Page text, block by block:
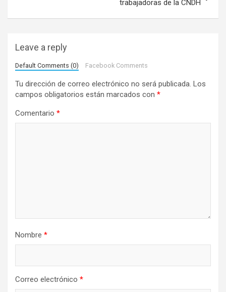
a
trabajadoras de la CNDH
Leave a reply
Default Comments (0) Facebook Comments
Tu dirección de correo electrónico no será publicada. Los
campos obligatorios están marcados con *
Comentario *
Nombre *
Correo electrónico *